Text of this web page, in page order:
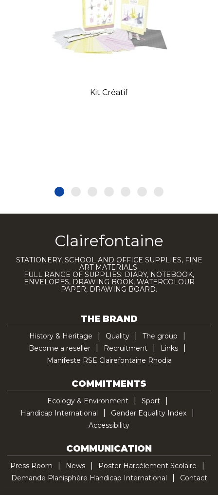
Kit Créatif
Clairefontaine
STATIONERY, SCHOOL AND OFFICE SUPPLIES, FINE
ART MATERIALS.
FULL RANGE OF SUPPLIES: DIARY, NOTEBOOK,
ENVELOPES, DRAWING BOOK, WATERCOLOUR
PAPER, DRAWING BOARD.
THE BRAND
History & Heritage Quality
The group
Become a reseller
Recruitment
Links
Manifeste RSE Clairefontaine Rhodia
COMMITMENTS
Ecology & Environment
Sport
Handicap International
Gender Equality Index
Accessibility
COMMUNICATION
Press Room News
Poster Harcèlement Scolaire
Demande Planisphère Handicap International
Contact